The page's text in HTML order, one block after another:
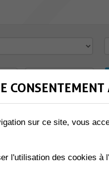
« LE MIEL ET LES
du 21.11.2022 au 17.02.2023
CONSENTEMENT
sur ce site, vous
l'utilisation des cookies à